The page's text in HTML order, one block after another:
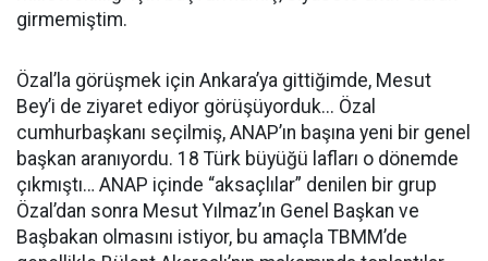
girmemiştim.
Özal’la görüşmek için Ankara’ya gittiğimde, Mesut
Bey’i de ziyaret ediyor görüşüyorduk... Özal
cumhurbaşkanı seçilmiş, ANAP’ın başına yeni bir genel
başkan aranıyordu. 18 Türk büyüğü lafları o dönemde
çıkmıştı… ANAP içinde “aksaçlılar” denilen bir grup
Özal’dan sonra Mesut Yılmaz’ın Genel Başkan ve
Başbakan olmasını istiyor, bu amaçla TBMM’de